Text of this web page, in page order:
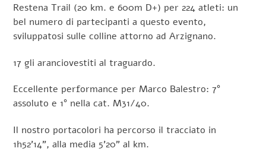
Restena Trail (20 km. e 600m D+) per 224 atleti: un
bel numero di partecipanti a questo evento,
sviluppatosi sulle colline attorno ad Arzignano.
17 gli aranciovestiti al traguardo.
Eccellente performance per Marco Balestro: 7°
assoluto e 1° nella cat. M31/40.
Il nostro portacolori ha percorso il tracciato in
1h52’14”, alla media 5’20” al km.